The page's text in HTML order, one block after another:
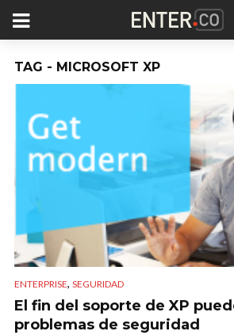
TAG - MICROSOFT XP
ENTERPRISE, SEGURIDAD
El fin del soporte de XP
problemas de seguridad